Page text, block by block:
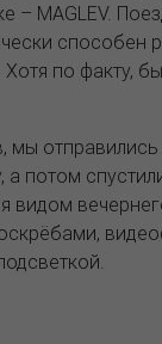
– MAGLEV.
способен
по факту,
мы
а потом
видом